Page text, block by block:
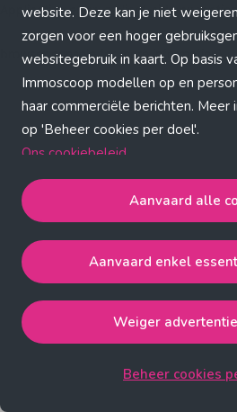
website. Deze kan je niet
zorgen voor een hoger
websitegebruik in kaart. Op basis
Immoscoop modellen op en
haar commerciële berichten. Meer
op 'Beheer cookies per doel'.
Ons cookiebeleid
Aanvaard alle cookiesgaat
noodzakelijke, analytische,
cookies.
de strict noodzakelijke cookies.
Weiger advertentie cookies
Aanvaard alle
Aanvaard enkel
Weiger
Beheer cookies
Application error: a client-side
browser console for more information)